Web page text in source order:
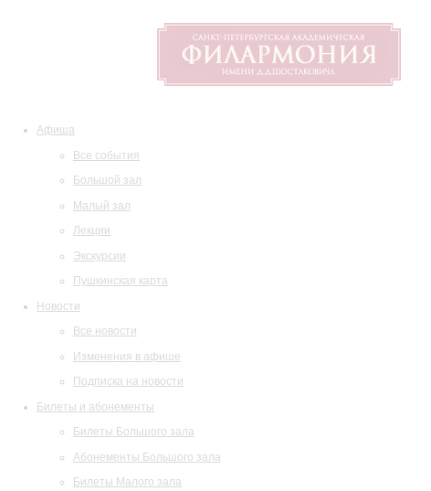
Афиша
Все события
Большой зал
Малый зал
Лекции
Экскурсии
Пушкинская карта
Новости
Все новости
Изменения в афише
Подписка на новости
Билеты и абонементы
Билеты Большого зала
Абонементы Большого зала
Билеты Малого зала